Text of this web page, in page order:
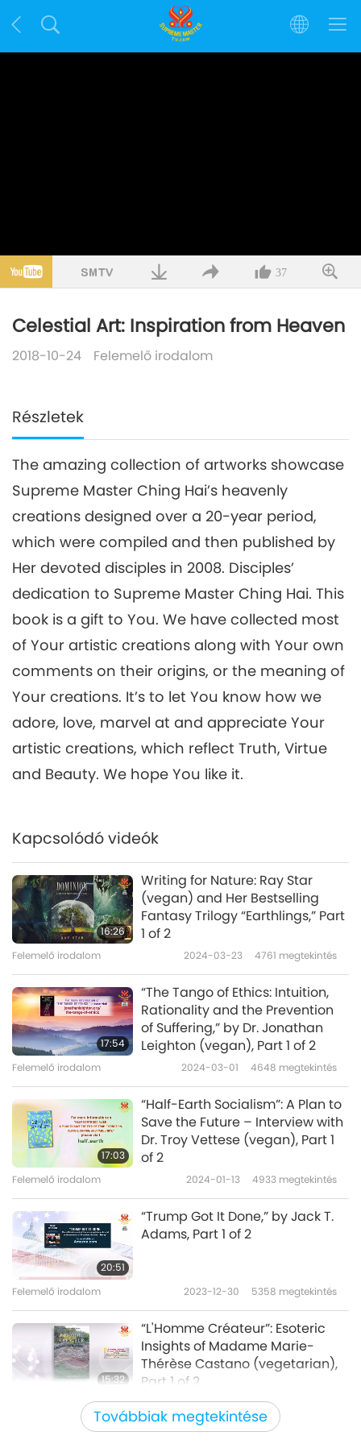
37
Celestial Art: Inspiration from Heaven
2018-10-24 Felemelő irodalom
Részletek
The amazing collection of artworks showcase
Supreme Master Ching Hai’s heavenly
creations designed over a 20-year period,
which were compiled and then published by
Her devoted disciples in 2008. Disciples’
dedication to Supreme Master Ching Hai. This
book is a gift to You. We have collected most
of Your artistic creations along with Your own
comments on their origins, or the meaning of
Your creations. It’s to let You know how we
adore, love, marvel at and appreciate Your
artistic creations, which reflect Truth, Virtue
and Beauty. We hope You like it.
Továbbiak megtekintése
Kapcsolódó videók
16:26
Writing for Nature: Ray Star
(vegan) and Her Bestselling
Fantasy Trilogy “Earthlings,” Part
1 of 2
Felemelő irodalom 2024-03-23 4761 megtekintés
17:54
“The Tango of Ethics: Intuition,
Rationality and the Prevention
of Suffering,” by Dr. Jonathan
Leighton (vegan), Part 1 of 2
Felemelő irodalom 2024-03-01 4648 megtekintés
17:03
“Half-Earth Socialism”: A Plan to
Save the Future – Interview with
Dr. Troy Vettese (vegan), Part 1
of 2
Felemelő irodalom 2024-01-13 4933 megtekintés
20:51
“Trump Got It Done,” by Jack T.
Adams, Part 1 of 2
Felemelő irodalom 2023-12-30 5358 megtekintés
15:32
“L'Homme Créateur”: Esoteric
Insights of Madame Marie-
Thérèse Castano (vegetarian),
Part 1 of 2
Felemelő irodalom 2023-12-16 4913